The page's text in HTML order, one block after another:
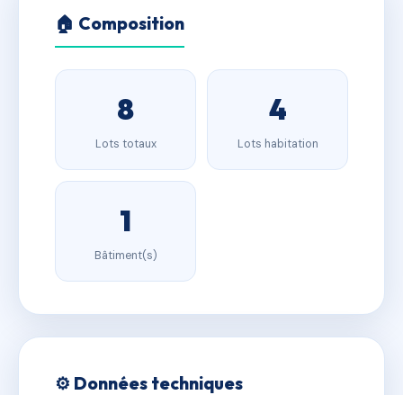
🏠 Composition
8
Lots totaux
4
Lots habitation
1
Bâtiment(s)
⚙️ Données techniques